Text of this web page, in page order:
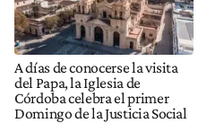
A días de conocerse la visita
del Papa, la Iglesia de
Córdoba celebra el primer
Domingo de la Justicia Social